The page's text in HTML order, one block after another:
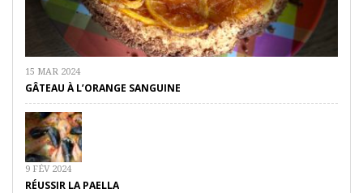
15 MAR 2024
GÂTEAU À L’ORANGE SANGUINE
9 FÉV 2024
RÉUSSIR LA PAELLA